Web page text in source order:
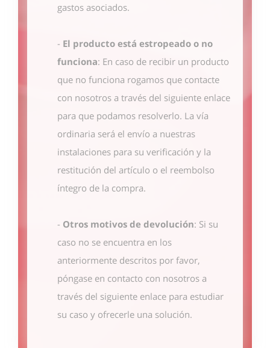
gastos asociados.
- El producto está estropeado o no
funciona: En caso de recibir un producto
que no funciona rogamos que contacte
con nosotros a través del siguiente enlace
para que podamos resolverlo. La vía
ordinaria será el envío a nuestras
instalaciones para su verificación y la
restitución del artículo o el reembolso
íntegro de la compra.
- Otros motivos de devolución: Si su
caso no se encuentra en los
anteriormente descritos por favor,
póngase en contacto con nosotros a
través del siguiente enlace para estudiar
su caso y ofrecerle una solución.